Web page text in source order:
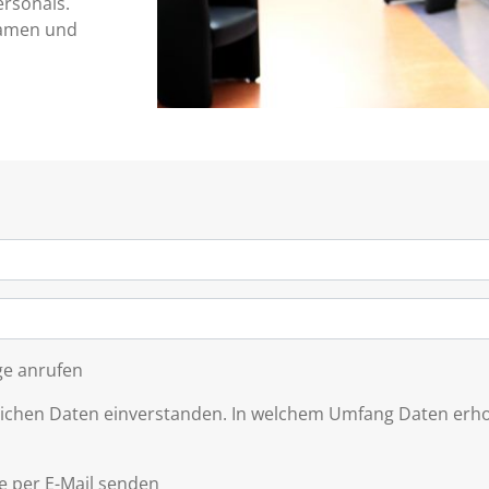
und
anrufen
Daten einverstanden. In welchem Umfang Daten
per E-Mail senden